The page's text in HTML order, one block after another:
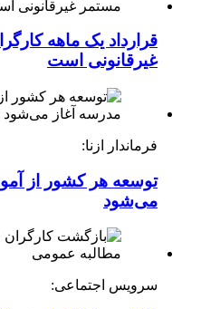
قرارداد یک ماهه
غیرقانونی است
فرماندار ازنا:
توسعه هر کشور از
می‌شود
سرویس اجتماعی: